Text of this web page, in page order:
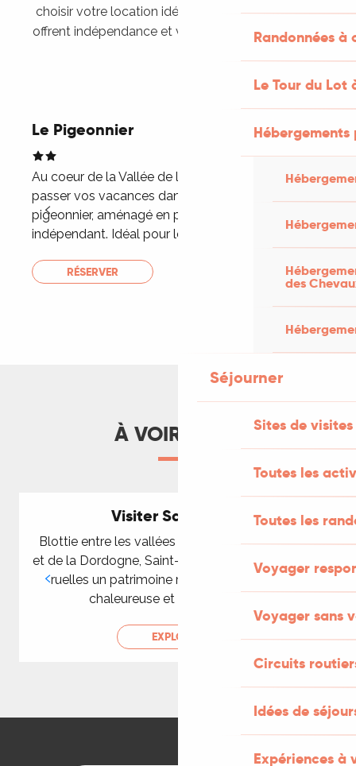
Randonnées
Le Tour du Lot
des
Séjourner
Sites de visites
Toutes les
Toutes les
Voyager
Voyager sans
Circuits
Idées de
Expériences à
choisir votre location idéale. Les gîtes et location
offrent indépendance et vacances à votre rythme.
Le Pigeonnier
Au coeur de la Vallée de la Dordogne, venez
passer vos vacances dans ce charmant
pigeonnier, aménagé en petit gîte typique et
indépendant. Idéal pour les amoureux qui...
RÉSERVER
Réservable
À VOIR AUSSI
Visiter Saint-Céré
Blottie entre les vallées verdoyantes de la Bave
et de la Dordogne, Saint-Céré dévoile au fil de ses
ruelles un patrimoine riche, une atmosphère
chaleureuse et un art de vivre...
EXPLORER